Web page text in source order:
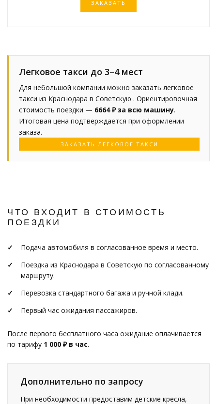
ЗАКАЗАТЬ
Легковое такси до 3–4 мест
Для небольшой компании можно заказать легковое
такси из Краснодара в Советскую . Ориентировочная
стоимость поездки — 6664 ₽ за всю машину.
Итоговая цена подтверждается при оформлении
заказа.
ЗАКАЗАТЬ ЛЕГКОВОЕ ТАКСИ
ЧТО ВХОДИТ В СТОИМОСТЬ
ПОЕЗДКИ
Подача автомобиля в согласованное время и место.
Поездка из Краснодара в Советскую по согласованному
маршруту.
Перевозка стандартного багажа и ручной клади.
Первый час ожидания пассажиров.
После первого бесплатного часа ожидание оплачивается
по тарифу 1 000 ₽ в час.
Дополнительно по запросу
При необходимости предоставим детские кресла,